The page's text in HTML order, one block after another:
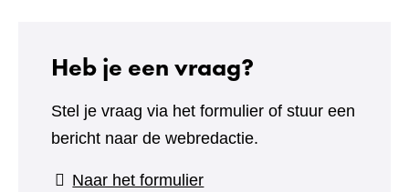
Heb je een vraag?
Stel je vraag via het formulier of stuur een
bericht naar de webredactie.
Naar het formulier(verwijst